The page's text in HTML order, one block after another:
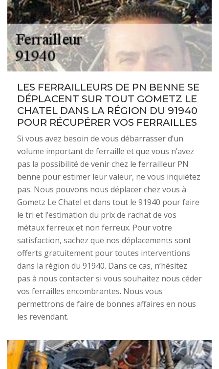
LES FERRAILLEURS DE PN BENNE SE
DÉPLACENT SUR TOUT GOMETZ LE
CHATEL DANS LA RÉGION DU 91940
POUR RÉCUPÉRER VOS FERRAILLES
Si vous avez besoin de vous débarrasser d’un
volume important de ferraille et que vous n’avez
pas la possibilité de venir chez le ferrailleur PN
benne pour estimer leur valeur, ne vous inquiétez
pas. Nous pouvons nous déplacer chez vous à
Gometz Le Chatel et dans tout le 91940 pour faire
le tri et l’estimation du prix de rachat de vos
métaux ferreux et non ferreux. Pour votre
satisfaction, sachez que nos déplacements sont
offerts gratuitement pour toutes interventions
dans la région du 91940. Dans ce cas, n’hésitez
pas à nous contacter si vous souhaitez nous céder
vos ferrailles encombrantes. Nous vous
permettrons de faire de bonnes affaires en nous
les revendant.